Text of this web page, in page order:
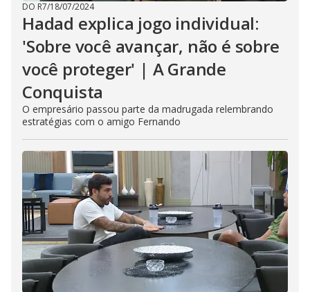
DO R7/18/07/2024
Hadad explica jogo individual:
'Sobre você avançar, não é sobre
você proteger' | A Grande
Conquista
O empresário passou parte da madrugada relembrando
estratégias com o amigo Fernando